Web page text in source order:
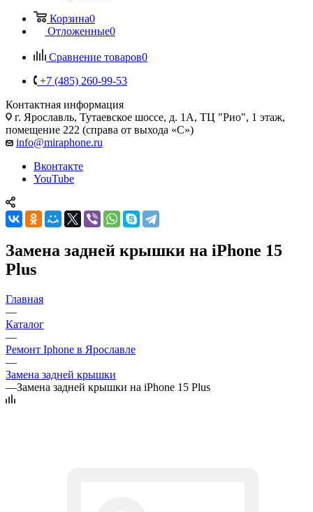
Корзина0
Отложенные0
Сравнение товаров0
+7 (485) 260-99-53
Контактная информация
г. Ярославль, Тутаевское шоссе, д. 1А, ТЦ "Рио", 1 этаж,
помещение 222 (справа от выхода «С»)
info@miraphone.ru
Вконтакте
YouTube
Замена задней крышки на iPhone 15
Plus
Главная
—
Каталог
—
Ремонт Iphone в Ярославле
—
Замена задней крышки
—Замена задней крышки на iPhone 15 Plus